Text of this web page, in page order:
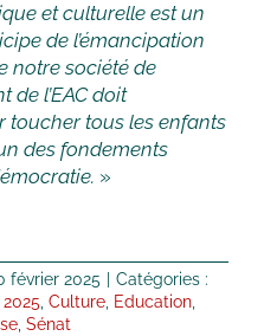
et culturelle est un
de l’émancipation
notre société de
de l’EAC doit
toucher tous les enfants
des fondements
»
février 2025
Catégories :
2025, Culture, Education,
, Sénat